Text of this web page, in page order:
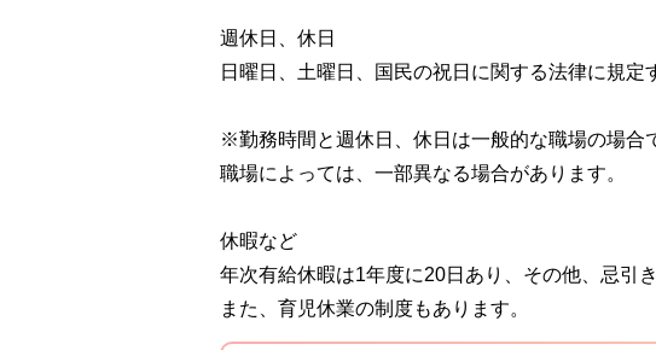
週休日、休日
日曜日、土曜日、国民の祝日に関する法律に規定
※勤務時間と週休日、休日は一般的な職場の場合
職場によっては、一部異なる場合があります。
休暇など
年次有給休暇は1年度に20日あり、その他、忌引
また、育児休業の制度もあります。